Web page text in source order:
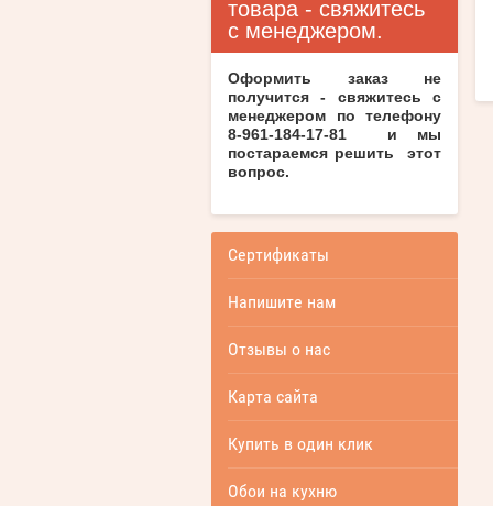
товара - свяжитесь
с менеджером.
Оформить заказ не
получится - свяжитесь с
менеджером по телефону
8-961-184-17-81 и мы
постараемся решить этот
вопрос.
Сертификаты
Напишите нам
Отзывы о нас
Карта сайта
Купить в один клик
Обои на кухню